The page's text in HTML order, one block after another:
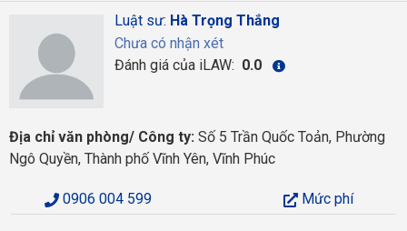
Luật sư: Hà Trọng Thắng
Chưa có nhận xét
Đánh giá của iLAW: 0.0
Địa chỉ văn phòng/ Công ty: Số 5 Trần Quốc Toản, Phường
Ngô Quyền, Thành phố Vĩnh Yên, Vĩnh Phúc
0906 004 599 Mức phí